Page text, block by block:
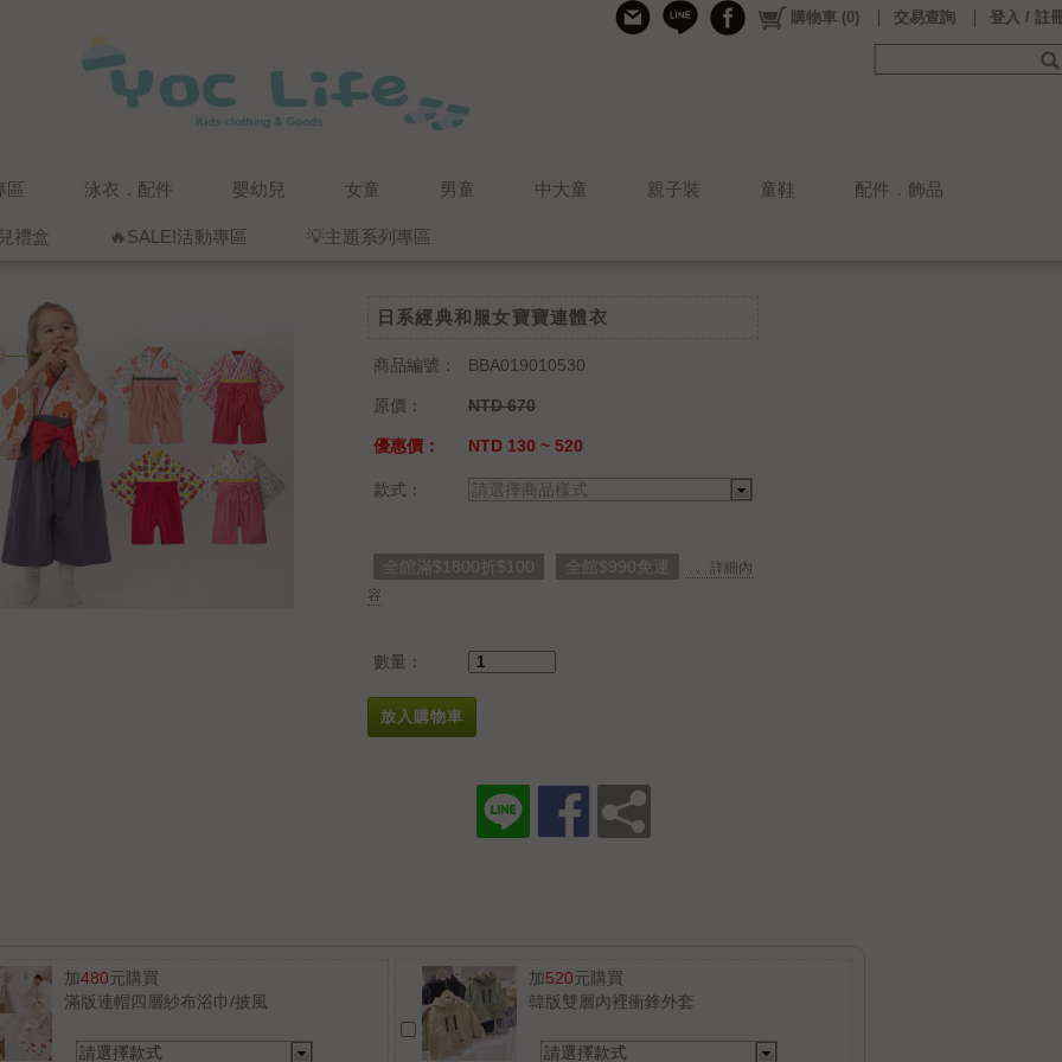
區 泳衣．配件 嬰幼兒 女童 男童 中大童 親子裝 童鞋 配件．飾品
禮盒 🔥SALE!活動專區 💡主題系列專區
購物車 (0) 交易查詢 登入 / 註
日系經典和服女寶寶連體衣
商品編號： BBA019010530
原價： NTD 670
優惠價： NTD 130 ~ 520
款式： 請選擇商品樣式
全館滿$1800折$100 全館$990免運
. . . 詳細內
容
數量：
放入購物車
加480元購買
滿版連帽四層紗布浴巾/披風
請選擇款式
加520元購買
韓版雙層內裡衝鋒外套
請選擇款式